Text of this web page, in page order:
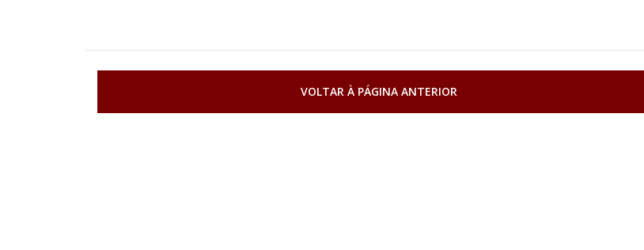
VOLTAR À PÁGINA ANTERIOR